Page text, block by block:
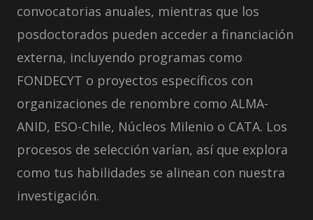
convocatorias anuales, mientras que los
posdoctorados pueden acceder a financiación
externa, incluyendo programas como
FONDECYT o proyectos específicos con
organizaciones de renombre como ALMA-
ANID, ESO-Chile, Núcleos Milenio o CATA. Los
procesos de selección varían, así que explora
como tus habilidades se alinean con nuestra
investigación.